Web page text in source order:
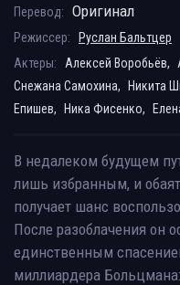
Перевод: Оригинал
Режиссер:
Руслан Бальтцер
Актеры:
Алексей Воробьёв,
Снежана Самохина,
Никита
Епишев,
Ника Фисенко,
В недалеком будущем
лишь избранным, и
получает шанс
После разоблачения он
единственным
миллиардера